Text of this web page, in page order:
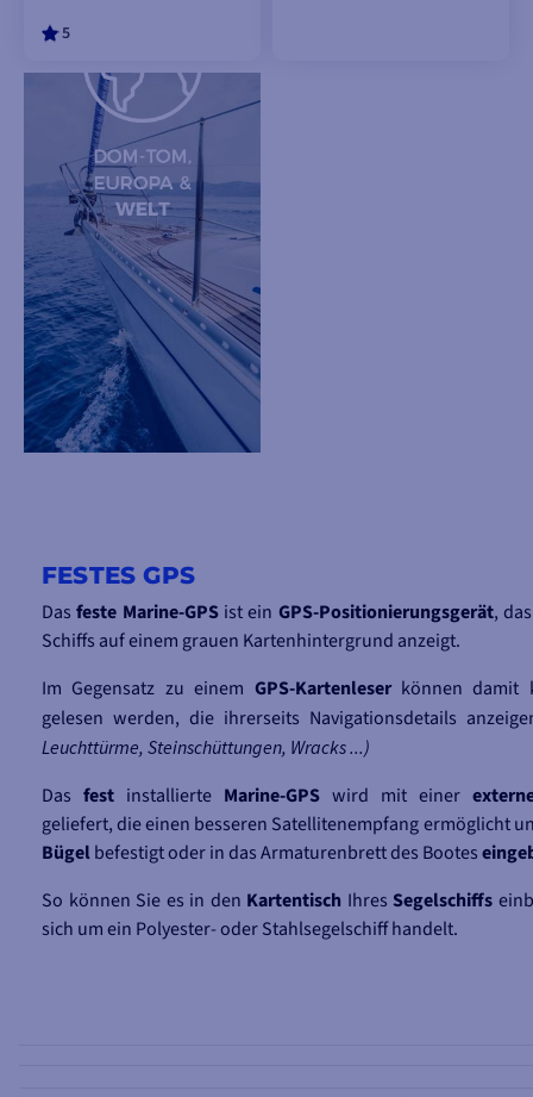
5
IN DEN
WARENKORB
LEGEN
FESTES GPS
Dasfeste Marine-GPSist ein GPS-Positionierungsgerät,
Schiffs auf einem grauen Kartenhintergrund anzeigt.
Im Gegensatz zu einem GPS-Kartenleserkönnen damit
gelesen werden, die ihrerseits Navigationsdetails
Leuchttürme, Steinschüttungen, Wracks ...)
Das fest installierte Marine-GPS wird mit einer
geliefert, die einen besseren Satellitenempfang ermöglicht
Bügelbefestigt oder in das Armaturenbrett des Bootes
So können Sie es in den Kartentisch Ihres Segelschiffs
sich um ein Polyester- oder Stahlsegelschiff handelt.